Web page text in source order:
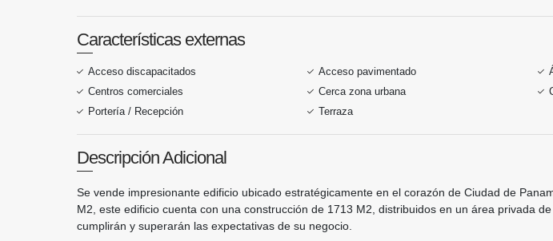
Características externas
Acceso discapacitados Acceso pavimentado
Centros comerciales
Cerca zona urbana
Portería / Recepción
Terraza
Descripción Adicional
Se vende impresionante edificio ubicado estratégicamente en el corazón de Ciudad de
M2, este edificio cuenta con una construcción de 1713 M2, distribuidos en un área privada
cumplirán y superarán las expectativas de su negocio.